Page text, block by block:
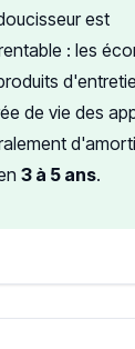
est
: les
de vie des
3 à 5 ans.